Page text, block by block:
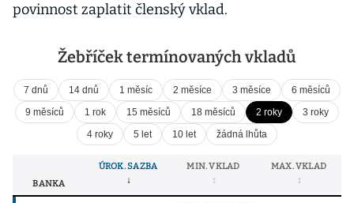
povinnost zaplatit členský vklad.
Žebříček termínovaných vkladů
7 dnů 14 dnů 1 měsíc 2 měsíce 3 měsíce
6 měsíců
9 měsíců
1 rok 15 měsíců 18 měsíců 2 roky
3 roky
4 roky
5 let 10 let žádná lhůta
BANKA
ÚROK. SAZBA MIN. VKLAD MAX. VKLAD